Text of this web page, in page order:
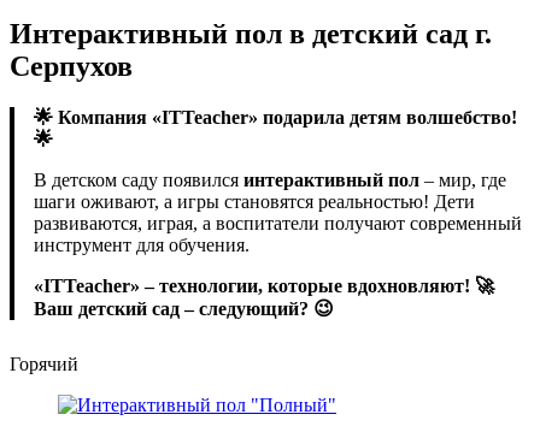
Интерактивный пол в детский сад г.
Серпухов
🌟 Компания «ITTeacher» подарила детям волшебство!
🌟
В детском саду появился интерактивный пол – мир, где
шаги оживают, а игры становятся реальностью! Дети
развиваются, играя, а воспитатели получают современный
инструмент для обучения.
«ITTeacher» – технологии, которые вдохновляют! 🚀
Ваш детский сад – следующий? 😉
Горячий